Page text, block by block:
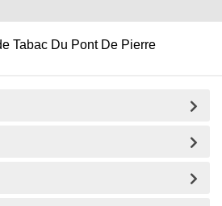
Tabac Du Pont De Pierre